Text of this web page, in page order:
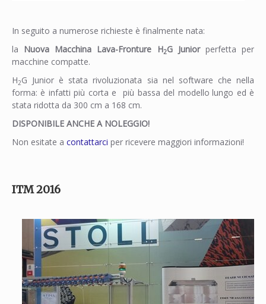
In seguito a numerose richieste è finalmente nata:
la Nuova Macchina Lava-Fronture H2G Junior perfetta per
macchine compatte.
H2G Junior è stata rivoluzionata sia nel software che nella
forma: è infatti più corta e più bassa del modello lungo ed è
stata ridotta da 300 cm a 168 cm.
DISPONIBILE ANCHE A NOLEGGIO!
Non esitate a contattarci per ricevere maggiori informazioni!
ITM 2016